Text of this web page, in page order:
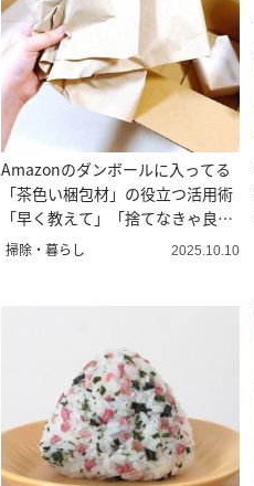
Amazonのダンボールに入ってる
「茶色い梱包材」の役立つ活用術
「早く教えて」「捨てなきゃ良か
った」
掃除・暮らし 2025.10.10